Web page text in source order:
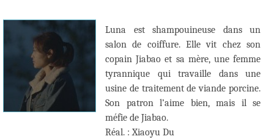
Luna est shampouineuse dans un
salon de coiffure. Elle vit chez son
copain Jiabao et sa mère, une femme
tyrannique qui travaille dans une
usine de traitement de viande porcine.
Son patron l’aime bien, mais il se
méfie de Jiabao.
Réal. : Xiaoyu Du